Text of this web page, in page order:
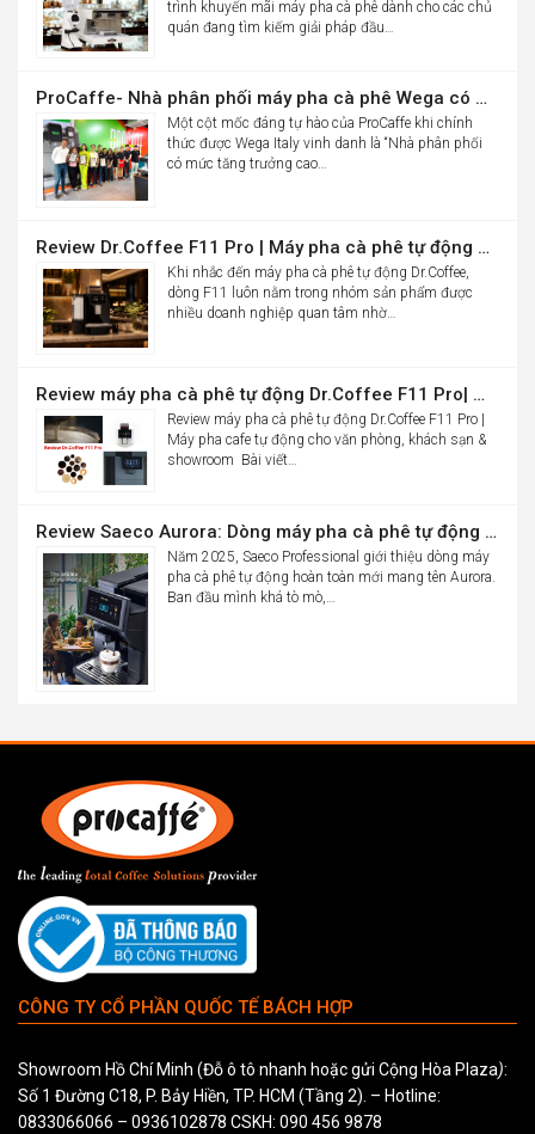
trình khuyến mãi máy pha cà phê dành cho các chủ
quán đang tìm kiếm giải pháp đầu…
ProCaffe- Nhà phân phối máy pha cà phê Wega có mức tăng trưởng cao nhất thế giới
Một cột mốc đáng tự hào của ProCaffe khi chính
thức được Wega Italy vinh danh là “Nhà phân phối
có mức tăng trưởng cao…
Review Dr.Coffee F11 Pro | Máy pha cà phê tự động cho văn phòng
Khi nhắc đến máy pha cà phê tự động Dr.Coffee,
dòng F11 luôn nằm trong nhóm sản phẩm được
nhiều doanh nghiệp quan tâm nhờ…
Review máy pha cà phê tự động Dr.Coffee F11 Pro| Máy pha cafe tự động cho văn phòng, khách sạn & showroom
Review máy pha cà phê tự động Dr.Coffee F11 Pro |
Máy pha cafe tự động cho văn phòng, khách sạn &
showroom Bài viết…
Review Saeco Aurora: Dòng máy pha cà phê tự động văn phòng mới của Saeco có gì đáng chú ý?
Năm 2025, Saeco Professional giới thiệu dòng máy
pha cà phê tự động hoàn toàn mới mang tên Aurora.
Ban đầu mình khá tò mò,…
CÔNG TY CỔ PHẦN QUỐC TẾ BÁCH HỢP
Showroom Hồ Chí Minh (Đỗ ô tô nhanh hoặc gửi Cộng Hòa Plaza):
Số 1 Đường C18, P. Bảy Hiền, TP. HCM (Tầng 2). – Hotline:
0833066066 – 0936102878 CSKH: 090 456 9878